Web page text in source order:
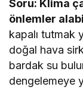
Soru: Klima
önlemler
kapalı tutmak
doğal hava
bardak su
dengelemeye